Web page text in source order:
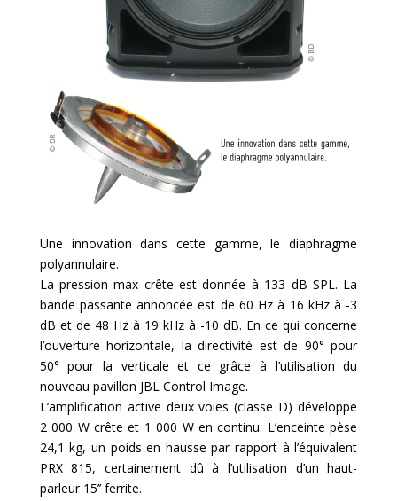
Une innovation dans cette gamme, le diaphragme
polyannulaire.
La pression max crête est donnée à 133 dB SPL. La
bande passante annoncée est de 60 Hz à 16 kHz à -3
dB et de 48 Hz à 19 kHz à -10 dB. En ce qui concerne
l’ouverture horizontale, la directivité est de 90° pour
50° pour la verticale et ce grâce à l’utilisation du
nouveau pavillon JBL Control Image.
L’amplification active deux voies (classe D) développe
2 000 W crête et 1 000 W en continu. L’enceinte pèse
24,1 kg, un poids en hausse par rapport à l’équivalent
PRX 815, certainement dû à l’utilisation d’un haut-
parleur 15’’ ferrite.